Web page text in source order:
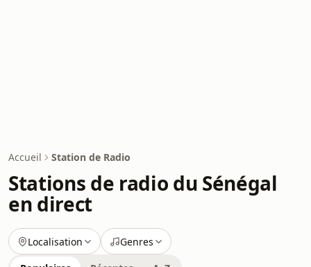
Accueil Station de Radio
Stations de radio du Sénégal
en direct
Localisation Genres